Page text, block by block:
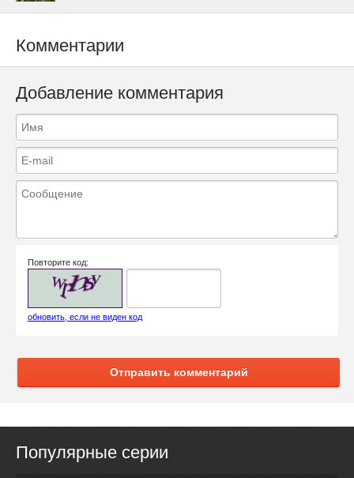
Комментарии
Добавление комментария
Повторите код:
обновить, если не виден код
Отправить комментарий
Популярные серии